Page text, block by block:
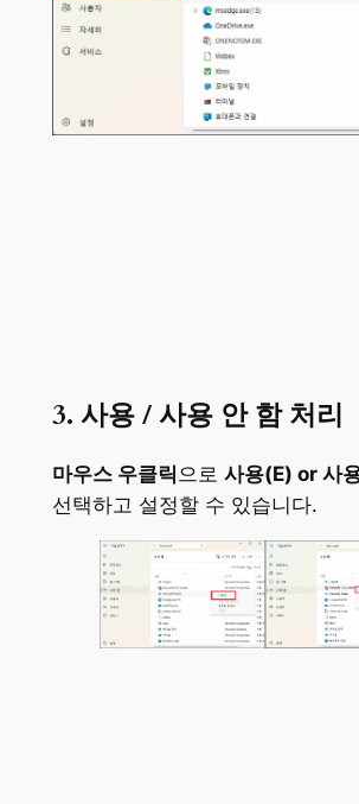
3. 사용 / 사용 안 함 처리
마우스 우클릭으로 사용(E) or 사
선택하고 설정할 수 있습니다.